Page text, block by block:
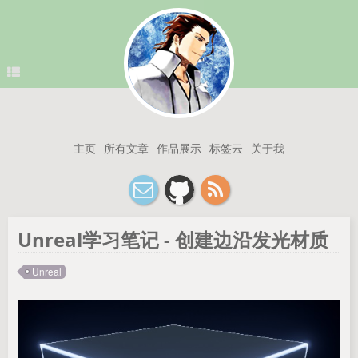
主页 所有文章 作品展示 标签云 关于我
Unreal学习笔记 - 创建边沿发光材质
Unreal